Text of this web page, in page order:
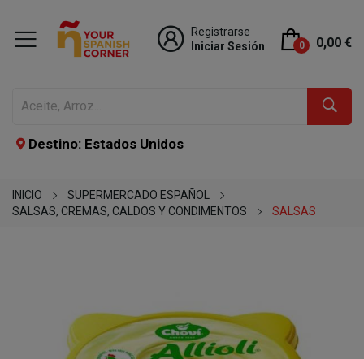
Registrarse
Iniciar Sesión
0 0,00 €
Destino: Estados Unidos
INICIO
SUPERMERCADO ESPAÑOL
SALSAS, CREMAS, CALDOS Y CONDIMENTOS
SALSAS